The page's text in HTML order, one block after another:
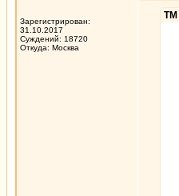
Зарегистрирован:
31.10.2017
Суждений: 18720
Откуда: Москва
ТМ